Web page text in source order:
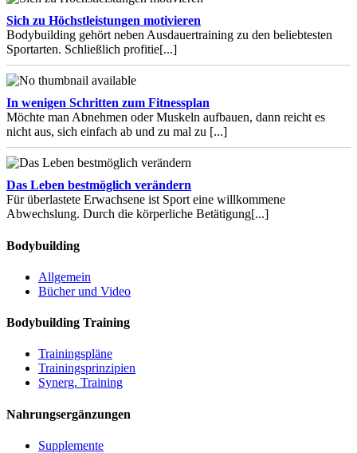
Sich zu Höchstleistungen motivieren
Bodybuilding gehört neben Ausdauertraining zu den beliebtesten
Sportarten. Schließlich profitie[...]
In wenigen Schritten zum Fitnessplan
Möchte man Abnehmen oder Muskeln aufbauen, dann reicht es
nicht aus, sich einfach ab und zu mal zu [...]
Das Leben bestmöglich verändern
Für überlastete Erwachsene ist Sport eine willkommene
Abwechslung. Durch die körperliche Betätigung[...]
Bodybuilding
Allgemein
Bücher und Video
Bodybuilding Training
Trainingspläne
Trainingsprinzipien
Synerg. Training
Nahrungsergänzungen
Supplemente